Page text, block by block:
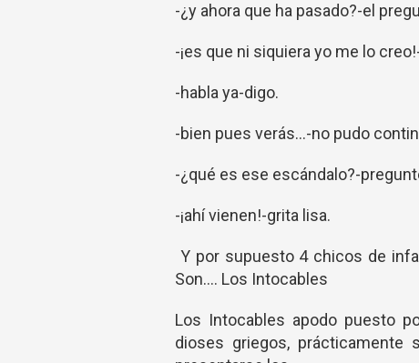
-¿y ahora que ha pasado?-el
-¡es que ni siquiera yo me lo
-habla ya-digo.
-bien pues verás...-no pudo
-¿qué es ese escándalo?-
-¡ahí vienen!-grita lisa.
Y por supuesto 4 chicos de
Son.... Los Intocables
Los Intocables apodo puesto
dioses griegos,